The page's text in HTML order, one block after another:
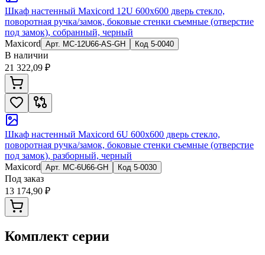
Шкаф настенный Maxicord 12U 600x600 дверь стекло,
поворотная ручка/замок, боковые стенки съемные (отверстие
под замок), собранный, черный
Maxicord Арт. MC-12U66-AS-GH Код 5-0040
В наличии
21 322,09 ₽
Шкаф настенный Maxicord 6U 600x600 дверь стекло,
поворотная ручка/замок, боковые стенки съемные (отверстие
под замок), разборный, черный
Maxicord Арт. MC-6U66-GH Код 5-0030
Под заказ
13 174,90 ₽
Комплект серии